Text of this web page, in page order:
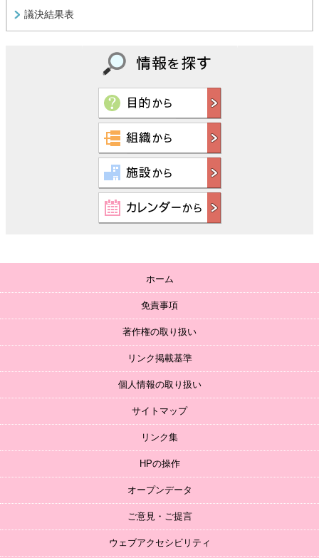
議決結果表
ホーム
免責事項
著作権の取り扱い
リンク掲載基準
個人情報の取り扱い
サイトマップ
リンク集
HPの操作
オープンデータ
ご意見・ご提言
ウェブアクセシビリティ